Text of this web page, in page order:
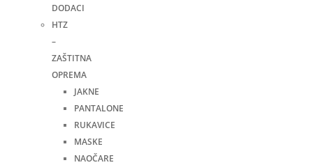
DODACI
HTZ
–
ZAŠTITNA
OPREMA
JAKNE
PANTALONE
RUKAVICE
MASKE
NAOČARE